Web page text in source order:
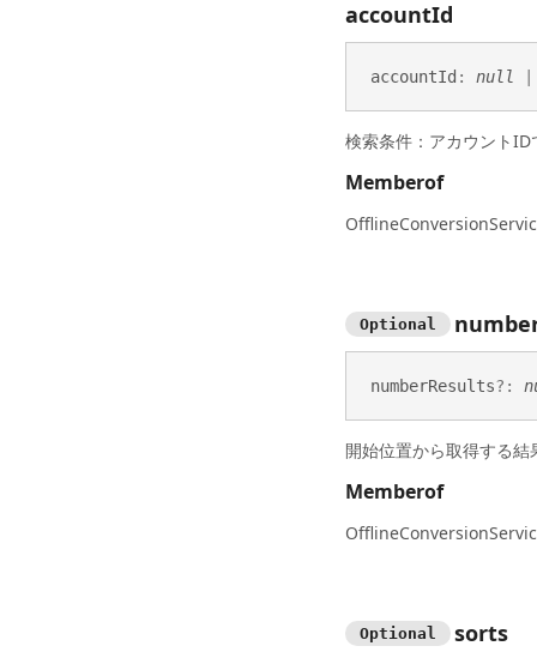
accountId
accountId : null
検索条件：アカウントID
Memberof
Optional
numberResults?:
開始位置から取得する
Memberof
Optional sorts